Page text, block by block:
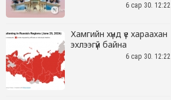
6 сар 30. 12:22
Хамгийн хүнд үе хараахан
эхлээгүй байна
6 сар 30. 12:22